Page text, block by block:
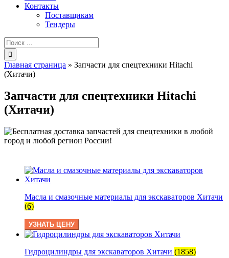
Контакты
Поставщикам
Тендеры
Результат
поиска:
Главная страница » Запчасти для спецтехники Hitachi
(Хитачи)
Запчасти для спецтехники Hitachi
(Хитачи)
Масла и смазочные материалы для экскаваторов Хитачи
(6)
УЗНАТЬ ЦЕНУ
Гидроцилиндры для экскаваторов Хитачи (1858)